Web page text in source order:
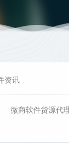
资讯
微商软件货源代